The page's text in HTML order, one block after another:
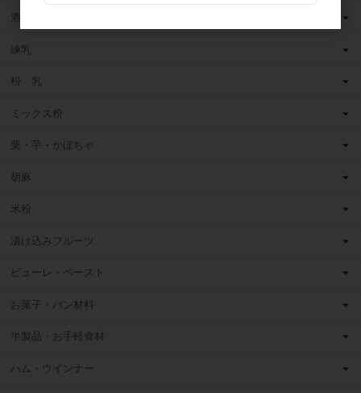
酒類
練乳
粉 乳
ミックス粉
栗・芋・かぼちゃ
胡麻
米粉
漬け込みフルーツ
ピューレ・ペースト
お菓子・パン材料
半製品・お手軽食材
ハム・ウインナー